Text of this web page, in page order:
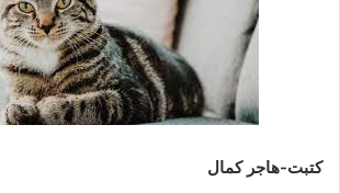
كتبت-هاجر كمال